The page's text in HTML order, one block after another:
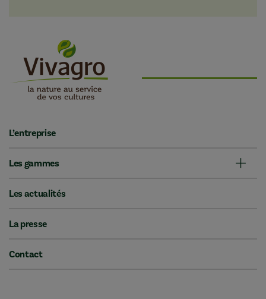
L’entreprise
Les gammes
Les actualités
La presse
Contact